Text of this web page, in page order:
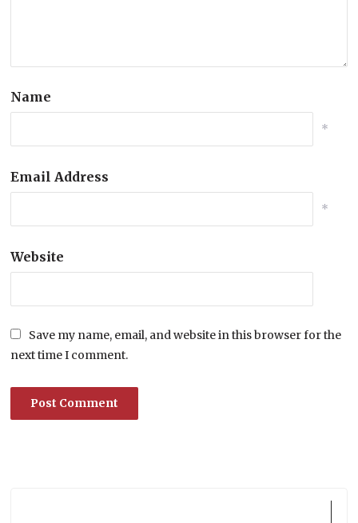
Name
*
Email Address
*
Website
Save my name, email, and website in this browser for the
next time I comment.